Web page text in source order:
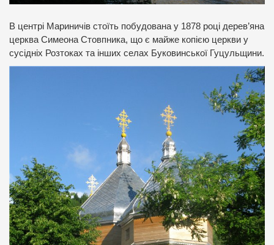
В центрі Мариничів стоїть побудована у 1878 році дерев’яна
церква Симеона Стовпника, що є майже копією церкви у
сусідніх Розтоках та інших селах Буковинської Гуцульщини.